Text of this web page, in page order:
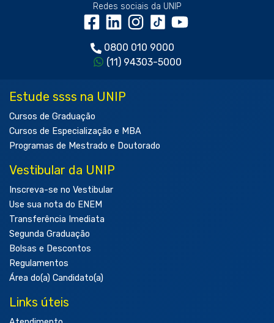
Redes sociais da UNIP
0800 010 9000
(11) 94303-5000
Estude ssss na UNIP
Cursos de Graduação
Cursos de Especialização e MBA
Programas de Mestrado e Doutorado
Vestibular da UNIP
Inscreva-se no Vestibular
Use sua nota do ENEM
Transferência Imediata
Segunda Graduação
Bolsas e Descontos
Regulamentos
Área do(a) Candidato(a)
Links úteis